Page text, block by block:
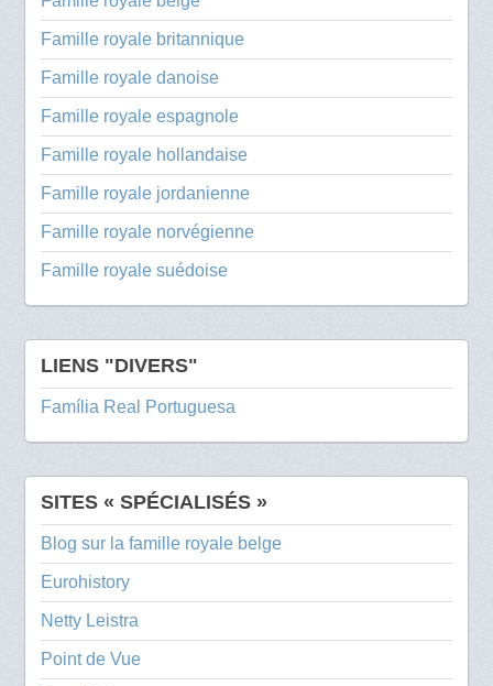
Famille royale britannique
Famille royale danoise
Famille royale espagnole
Famille royale hollandaise
Famille royale jordanienne
Famille royale norvégienne
Famille royale suédoise
LIENS "DIVERS"
Família Real Portuguesa
SITES « SPÉCIALISÉS »
Blog sur la famille royale belge
Eurohistory
Netty Leistra
Point de Vue